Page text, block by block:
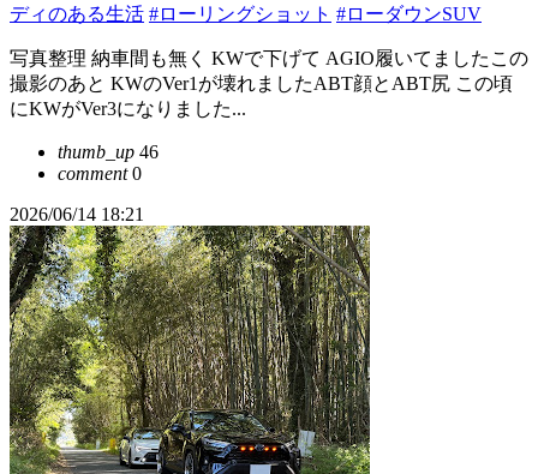
ディのある生活 #ローリングショット #ローダウンSUV
写真整理 納車間も無く KWで下げて AGIO履いてましたこの
撮影のあと KWのVer1が壊れましたABT顔とABT尻 この頃
にKWがVer3になりました...
thumb_up 46
comment0
2026/06/14 18:21